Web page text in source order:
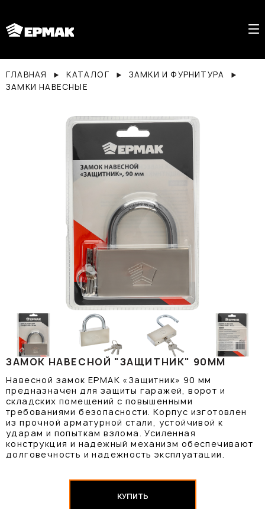
ГЛАВНАЯ КАТАЛОГ
ЗАМКИ И ФУРНИТУРА
ЗАМКИ НАВЕСНЫЕ
ЗАМОК НАВЕСНОЙ "ЗАЩИТНИК" 90ММ
Навесной замок ЕРМАК «Защитник» 90 мм
предназначен для защиты гаражей, ворот и
складских помещений с повышенными
требованиями безопасности. Корпус изготовлен
из прочной арматурной стали, устойчивой к
ударам и попыткам взлома. Усиленная
конструкция и надежный механизм обеспечивают
долговечность и надежность эксплуатации.
КУПИТЬ